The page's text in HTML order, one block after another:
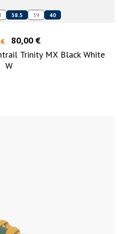
38.5 39 40
80,00 €
Trinity MX Black White
W